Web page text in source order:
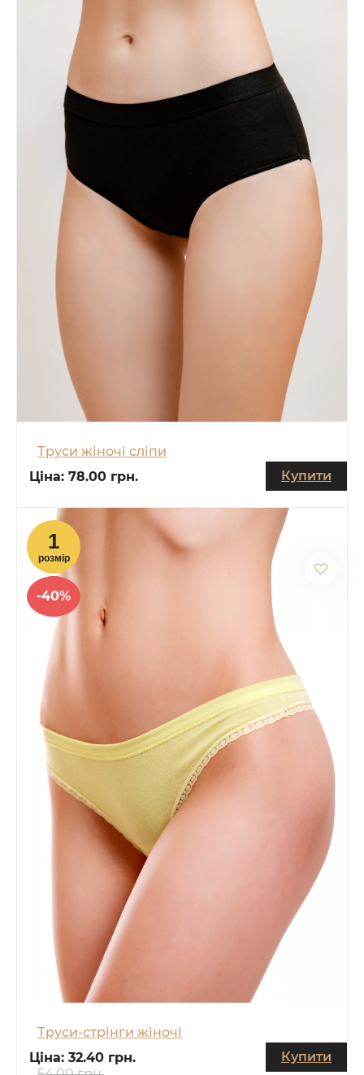
Труси жіночі сліпи
Ціна: 78.00 грн. Купити
-40%
Труси-стрінги жіночі
Ціна: 32.40 грн.
Купити